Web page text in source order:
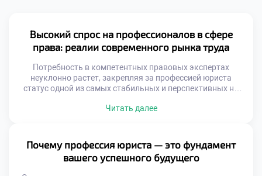
Высокий спрос на профессионалов в сфере
права: реалии современного рынка труда
Потребность в компетентных правовых экспертах
неуклонно растет, закрепляя за профессией юриста
статус одной из самых стабильных и перспективных на
факторы, обуславливающие такой спрос, обозначим
правоведов в ключевых секторах экономики. Почему
юристы незаменимы в эпоху цифровой трансформации?
[…]
Читать далее
Почему профессия юриста — это фундамент
вашего успешного будущего